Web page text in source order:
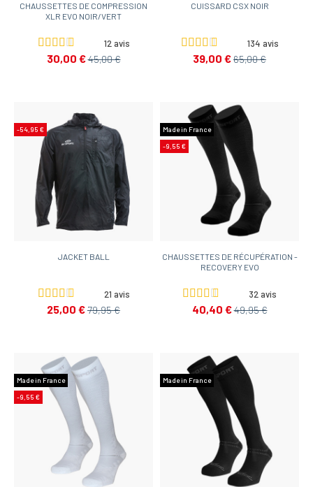
CHAUSSETTES DE COMPRESSION
XLR EVO NOIR/VERT
12 avis
30,00 €45,00 €
CUISSARD CSX NOIR
134 avis
39,00 €65,00 €
-54,95 €
JACKET BALL
21 avis
25,00 €79,95 €
Made in France
-9,55 €
CHAUSSETTES DE RÉCUPÉRATION -
RECOVERY EVO
32 avis
40,40 €49,95 €
Made in France
-9,55 €
Made in France